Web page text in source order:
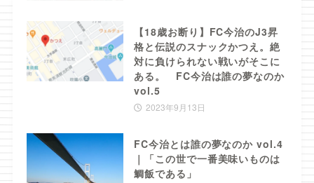
【18歳お断り】FC今治のJ3昇
格と伝説のスナックかつえ。絶
対に負けられない戦いがそこに
ある。 FC今治は誰の夢なのか
vol.5
2023年9月13日
FC今治とは誰の夢なのか vol.4
｜「この世で一番美味いものは
鯛飯である」